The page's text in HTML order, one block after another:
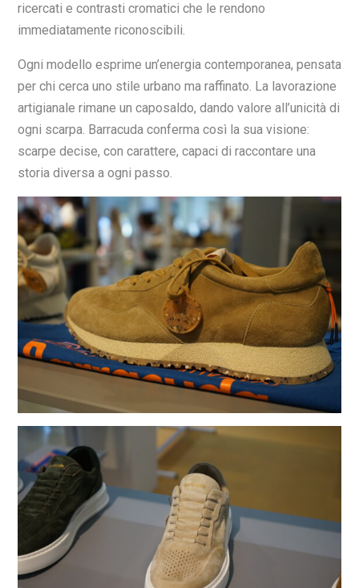
ricercati e contrasti cromatici che le rendono
immediatamente riconoscibili.
Ogni modello esprime un’energia contemporanea, pensata
per chi cerca uno stile urbano ma raffinato. La lavorazione
artigianale rimane un caposaldo, dando valore all’unicità di
ogni scarpa. Barracuda conferma così la sua visione:
scarpe decise, con carattere, capaci di raccontare una
storia diversa a ogni passo.